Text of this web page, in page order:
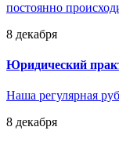
постоянно
8 декабря
Юридический
Наша регулярная
8 декабря